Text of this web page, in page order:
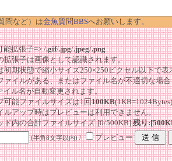
問など）は金魚質問BBSへお願いします。
能拡張子=> /.gif/.jpg/.jpeg/.png
拡張子は画像として認識されます。
初期状態で縮小サイズ250×250ピクセル以下で表
ァイルがある、またはファイル名が不適切な場
名が自動変更されます。
可能ファイルサイズは1回100KB
ルアップ時はプレビューは利用できません。
ド内の合計ファイルサイズ:[0/500KB]残り
(半角8文字以内)/ プレビュー